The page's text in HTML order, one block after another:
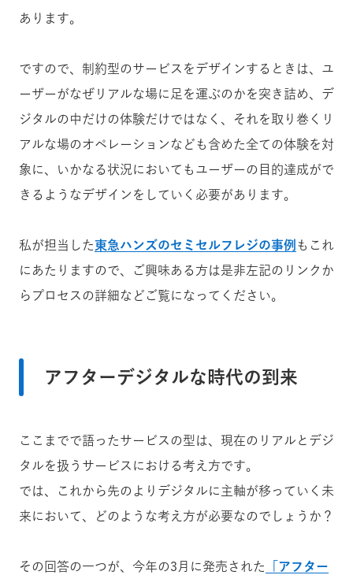
あります。
ですので、制約型のサービスをデザインするときは、ユ
ーザーがなぜリアルな場に足を運ぶのかを突き詰め、デ
ジタルの中だけの体験だけではなく、それを取り巻くリ
アルな場のオペレーションなども含めた全ての体験を対
象に、いかなる状況においてもユーザーの目的達成がで
きるようなデザインをしていく必要があります。
私が担当した東急ハンズのセミセルフレジの事例 もこれ
にあたりますので、ご興味ある方は是非左記のリンクか
らプロセスの詳細などご覧になってください。
アフターデジタルな時代の到来
ここまでで語ったサービスの型は、現在のリアルとデジ
タルを扱うサービスにおける考え方です。
では、これから先のよりデジタルに主軸が移っていく未
来において、どのような考え方が必要なのでしょうか？
その回答の一つが、今年の3月に発売された
「アフター